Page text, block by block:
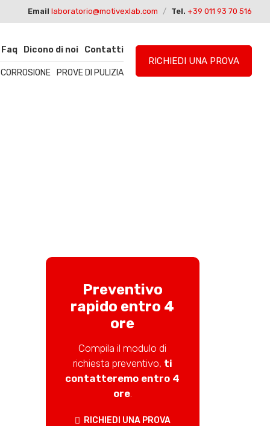
Email laboratorio@motivexlab.com / Tel. +39 011 93 70 516
Faq Dicono di noi Contatti
PROVE DI PULIZIA
RICHIEDI UNA PROVA
Preventivo
rapido entro 4
ore
Compila il modulo di
richiesta preventivo, ti
contatteremo entro 4
ore.
RICHIEDI UNA PROVA